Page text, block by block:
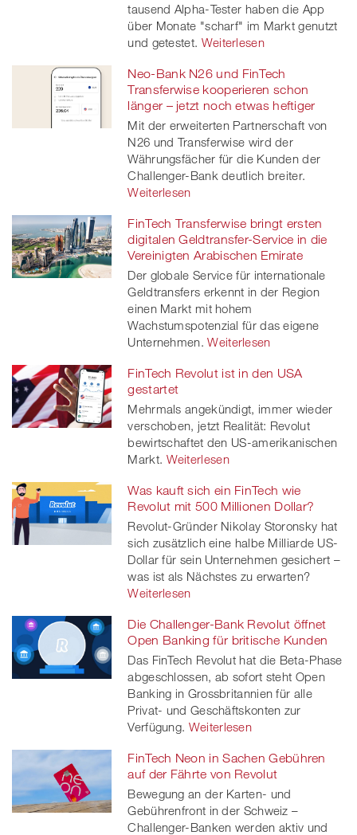
tausend Alpha-Tester haben die App
über Monate "scharf" im Markt genutzt
und getestet. Weiterlesen
Neo-Bank N26 und FinTech
Transferwise kooperieren schon
länger – jetzt noch etwas heftiger
Mit der erweiterten Partnerschaft von
N26 und Transferwise wird der
Währungsfächer für die Kunden der
Challenger-Bank deutlich breiter.
Weiterlesen
FinTech Transferwise bringt ersten
digitalen Geldtransfer-Service in die
Vereinigten Arabischen Emirate
Der globale Service für internationale
Geldtransfers erkennt in der Region
einen Markt mit hohem
Wachstumspotenzial für das eigene
Unternehmen. Weiterlesen
FinTech Revolut ist in den USA
gestartet
Mehrmals angekündigt, immer wieder
verschoben, jetzt Realität: Revolut
bewirtschaftet den US-amerikanischen
Markt. Weiterlesen
Was kauft sich ein FinTech wie
Revolut mit 500 Millionen Dollar?
Revolut-Gründer Nikolay Storonsky hat
sich zusätzlich eine halbe Milliarde US-
Dollar für sein Unternehmen gesichert –
was ist als Nächstes zu erwarten?
Weiterlesen
Die Challenger-Bank Revolut öffnet
Open Banking für britische Kunden
Das FinTech Revolut hat die Beta-Phase
abgeschlossen, ab sofort steht Open
Banking in Grossbritannien für alle
Privat- und Geschäftskonten zur
Verfügung. Weiterlesen
FinTech Neon in Sachen Gebühren
auf der Fährte von Revolut
Bewegung an der Karten- und
Gebührenfront in der Schweiz –
Challenger-Banken werden aktiv und